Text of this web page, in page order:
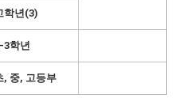
학년(3)
3학년
, 중, 고등부